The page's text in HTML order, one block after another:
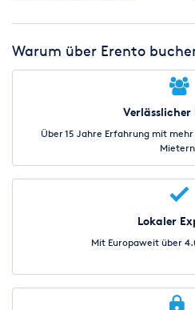
Warum über Erento
Über 15 Jahre Erfahrung mit
Lokaler
Mit Europaweit über